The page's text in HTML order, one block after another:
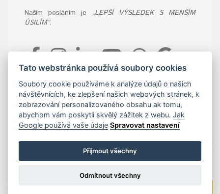
Naším posláním je „LEPŠÍ VÝSLEDEK S MENŠÍM
ÚSILÍM“.
Podpora prodeje
+420 601 222 558
info@antprofitools.cz
Tato webstránka používá soubory cookies
Soubory cookie používáme k analýze údajů o našich
návštěvnících, ke zlepšení našich webových stránek, k
zobrazování personalizovaného obsahu ak tomu,
abychom vám poskytli skvělý zážitek z webu.Jak
Google používá vaše údaje Spravovat nastavení
Přijmout všechny
Odmítnout všechny